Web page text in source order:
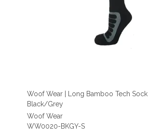
Woof Wear | Long Bamboo Tech Sock |
Black/Grey
Woof Wear
WW0020-BKGY-S